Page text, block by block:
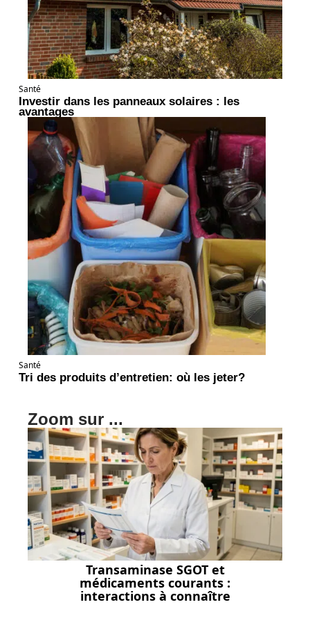
Santé
Investir dans les panneaux solaires : les
avantages
Santé
Tri des produits d’entretien: où les jeter?
Zoom sur ...
Transaminase SGOT et
médicaments courants :
interactions à connaître